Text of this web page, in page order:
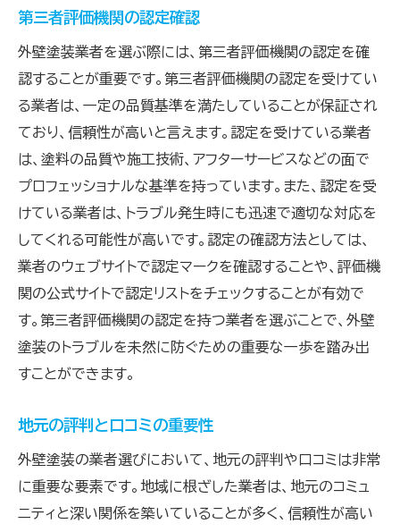
SNSでの口コミ検索
地元コミュニティの評判
施工現場見学の実施
信頼できる業者のリスト作成
外壁塗装のトラブルを予防するための定期的なメ
ンテナンス
定期メンテナンスの重要性
年間チェックリストの作成
季節ごとの点検項目
専門業者によるメンテナンス契約
DIYでできる日常点検
メンテナンス履歴の記録と保存
第三者評価機関の認定確認
外壁塗装業者を選ぶ際には、第三者評価機関の認定を確
認することが重要です。第三者評価機関の認定を受けてい
る業者は、一定の品質基準を満たしていることが保証され
ており、信頼性が高いと言えます。認定を受けている業者
は、塗料の品質や施工技術、アフターサービスなどの面で
プロフェッショナルな基準を持っています。また、認定を受
けている業者は、トラブル発生時にも迅速で適切な対応を
してくれる可能性が高いです。認定の確認方法としては、
業者のウェブサイトで認定マークを確認することや、評価機
関の公式サイトで認定リストをチェックすることが有効で
す。第三者評価機関の認定を持つ業者を選ぶことで、外壁
塗装のトラブルを未然に防ぐための重要な一歩を踏み出
すことができます。
地元の評判と口コミの重要性
外壁塗装の業者選びにおいて、地元の評判や口コミは非常
に重要な要素です。地域に根ざした業者は、地元のコミュ
ニティと深い関係を築いていることが多く、信頼性が高い